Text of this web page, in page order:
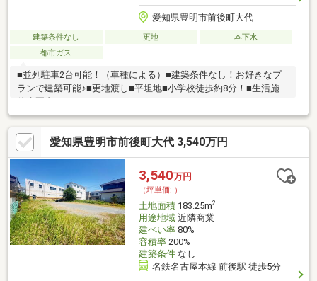
愛知県豊明市前後町大代
建築条件なし 更地
本下水
都市ガス
■並列駐車2台可能！（車種による）■建築条件なし！お好きなプ
ランで建築可能♪■更地渡し■平坦地■小学校徒歩約8分！■生活施設
徒歩圏内！
愛知県豊明市前後町大代 3,540万円
3,540万円
（坪単価:-）
土地面積183.25m2
用途地域近隣商業
建ぺい率80%
容積率200%
建築条件なし
名鉄名古屋本線 前後駅 徒歩5分